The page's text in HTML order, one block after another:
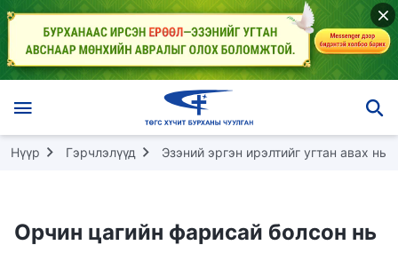
Нүүр Гэрчлэлүүд Эзэний эргэн ирэлтийг угтан авах нь
Орчин цагийн фарисай болсон нь